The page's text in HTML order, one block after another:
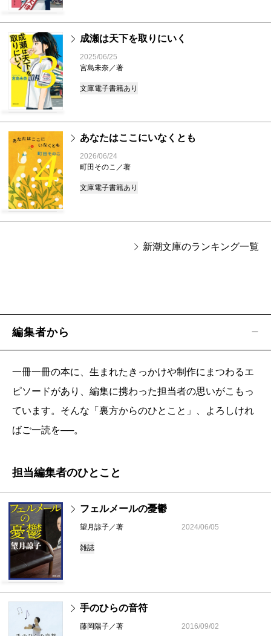
3
成瀬は天下を取りにいく
2025/06/25
宮島未奈／著
文庫電子書籍あり
4
あなたはここにいなくとも
2026/06/24
町田そのこ／著
文庫電子書籍あり
新潮文庫のランキング一覧
編集者から
一冊一冊の本に、生まれたきっかけや制作にまつわるエ
ピソードがあり、編集に携わった担当者の思いがこもっ
ています。そんな「裏方からのひとこと」、よろしけれ
ばご一読を──。
担当編集者のひとこと
フェルメールの憂鬱
望月諒子／著 2024/06/05
雑誌
手のひらの音符
藤岡陽子／著 2016/09/02